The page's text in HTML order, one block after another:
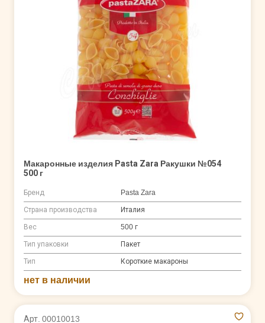
Макаронные изделия Pasta Zara Ракушки №054
500 г
Бренд Pasta Zara
Страна производства Италия
Вес 500 г
Тип упаковки Пакет
Тип Короткие макароны
нет в наличии
Арт. 00010013